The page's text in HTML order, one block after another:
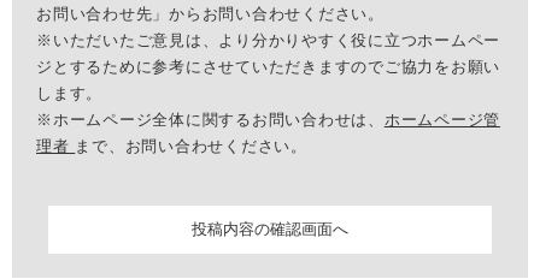
お問い合わせ先」からお問い合わせください。
※いただいたご意見は、より分かりやすく役に立つホームペー
ジとするために参考にさせていただきますのでご協力をお願い
します。
※ホームページ全体に関するお問い合わせは、 ホームページ管
理者 まで、お問い合わせください。